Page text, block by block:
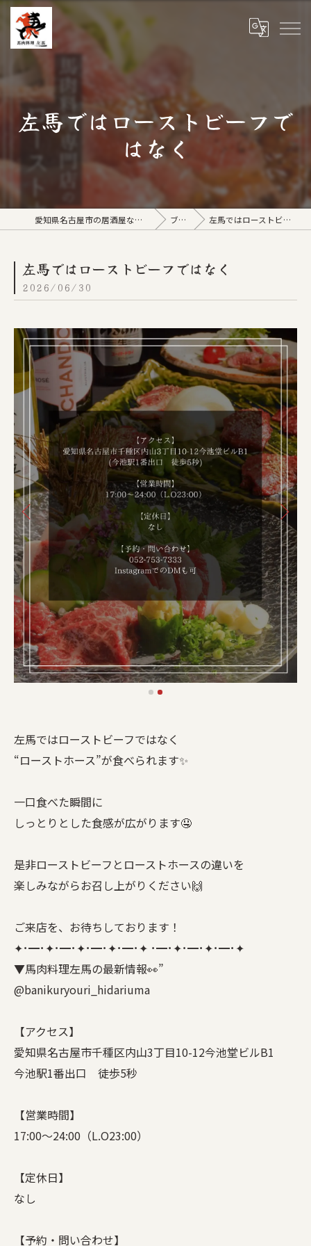
左馬ではローストビーフで
はなく
愛知県名古屋市の居酒屋なら馬肉料理 左馬 ブログ 左馬ではローストビーフではなく
左馬ではローストビーフではなく
2026/06/30
左馬ではローストビーフではなく
“ローストホース”が食べられます✨
一口食べた瞬間に
しっとりとした食感が広がります🤤
是非ローストビーフとローストホースの違いを
楽しみながらお召し上がりください🙌
ご来店を、お待ちしております！
✦･━･✦･━･✦･━･✦･━･✦ ･━･✦･━･✦･━･✦
▼馬肉料理左馬の最新情報👀”
@banikuryouri_hidariuma
【アクセス】
愛知県名古屋市千種区内山3丁目10-12今池堂ビルB1
今池駅1番出口 徒歩5秒
【営業時間】
17:00〜24:00（L.O23:00）
【定休日】
なし
【予約・問い合わせ】